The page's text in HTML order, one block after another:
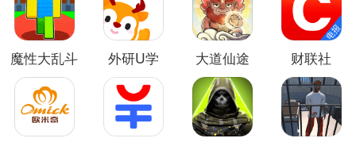
魔性大乱斗 外研U学 大道仙途 财联社